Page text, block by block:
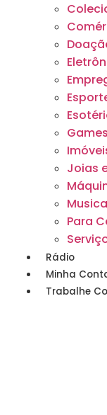
Games
Joias
Para
Rádio
Minha
Trabalhe